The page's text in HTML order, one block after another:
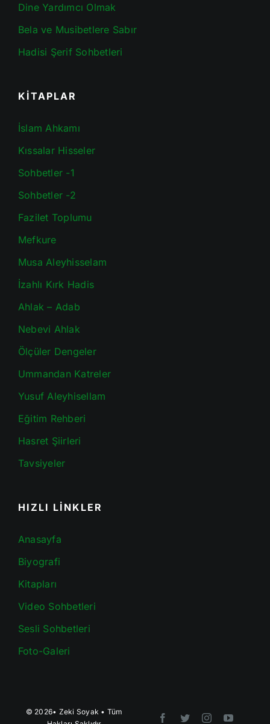
Dine Yardımcı Olmak
Bela ve Musibetlere Sabır
Hadisi Şerif Sohbetleri
KİTAPLAR
İslam Ahkamı
Kıssalar Hisseler
Sohbetler -1
Sohbetler -2
Fazilet Toplumu
Mefkure
Musa Aleyhisselam
İzahlı Kırk Hadis
Ahlak – Adab
Nebevi Ahlak
Ölçüler Dengeler
Ummandan Katreler
Yusuf Aleyhisellam
Eğitim Rehberi
Hasret Şiirleri
Tavsiyeler
HIZLI LİNKLER
Anasayfa
Biyografi
Kitapları
Video Sohbetleri
Sesli Sohbetleri
Foto-Galeri
© 2026• Zeki Soyak • Tüm